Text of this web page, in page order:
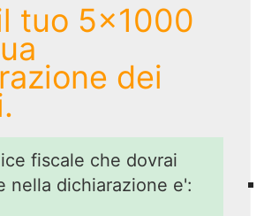
tuo 5x1000
dei
fiscale che dovrai
nella dichiarazione e':